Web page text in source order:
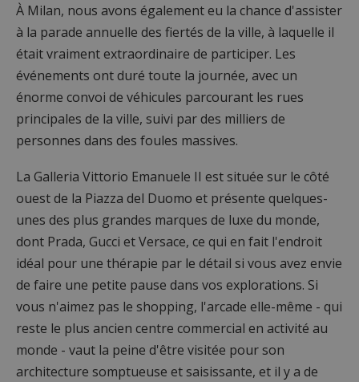
À Milan, nous avons également eu la chance d'assister
à la parade annuelle des fiertés de la ville, à laquelle il
était vraiment extraordinaire de participer. Les
événements ont duré toute la journée, avec un
énorme convoi de véhicules parcourant les rues
principales de la ville, suivi par des milliers de
personnes dans des foules massives.
La Galleria Vittorio Emanuele II est située sur le côté
ouest de la Piazza del Duomo et présente quelques-
unes des plus grandes marques de luxe du monde,
dont Prada, Gucci et Versace, ce qui en fait l'endroit
idéal pour une thérapie par le détail si vous avez envie
de faire une petite pause dans vos explorations. Si
vous n'aimez pas le shopping, l'arcade elle-même - qui
reste le plus ancien centre commercial en activité au
monde - vaut la peine d'être visitée pour son
architecture somptueuse et saisissante, et il y a de